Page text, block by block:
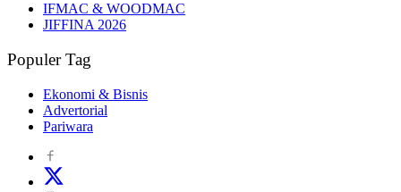
IFMAC & WOODMAC
JIFFINA 2026
Populer Tag
Ekonomi & Bisnis
Advertorial
Pariwara